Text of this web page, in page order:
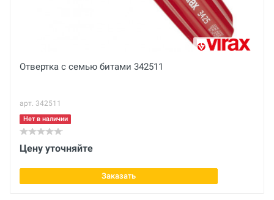
Отвертка с семью битами 342511
арт. 342511
Нет в наличии
Цену уточняйте
Заказать